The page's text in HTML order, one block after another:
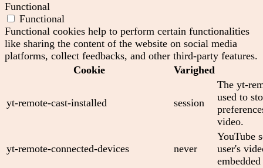
Functional
Functional
Functional cookies help to perform certain functionalities
like sharing the content of the website on social media
platforms, collect feedbacks, and other third-party features.
Cookie
Varighed
yt-remote-cast-installed session
The yt-
used to
video.
yt-remote-connected-devices never
YouTube
user's